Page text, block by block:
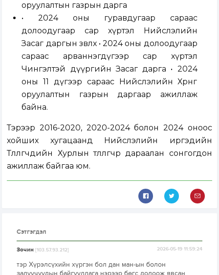
оруулалтын газрын дарга
• 2024 оны гуравдугаар сараас
долоодугаар сар хүртэл Нийслэлийн
Засаг даргын зөвлөх • 2024 оны долоодугаар
сараас арваннэгдүгээр сар хүртэл
Чингэлтэй дүүргийн Засаг дарга • 2024
оны 11 дүгээр сараас Нийслэлийн Хөрөнгө
оруулалтын газрын даргаар ажиллаж
байна.
Тэрээр 2016-2020, 2020-2024 болон 2024 оноос
хойших хугацаанд Нийслэлийн иргэдийн
Төлөөлөгчдийн Хурлын төлөөлөгчөөр дараалан сонгогдон
ажиллаж байгаа юм.
Сэтгэгдэл
Зочин[103.57.93.212] 2026-05-19 11:59:24
тэр Хүрэлсүхийн хүргэн бол дан ман-ын болон